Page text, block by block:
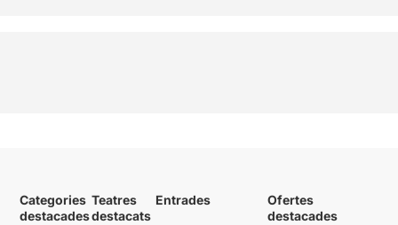
Categories
destacades
Teatres
destacats
Entrades
Ofertes
destacades